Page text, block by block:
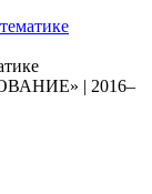
| 2016–